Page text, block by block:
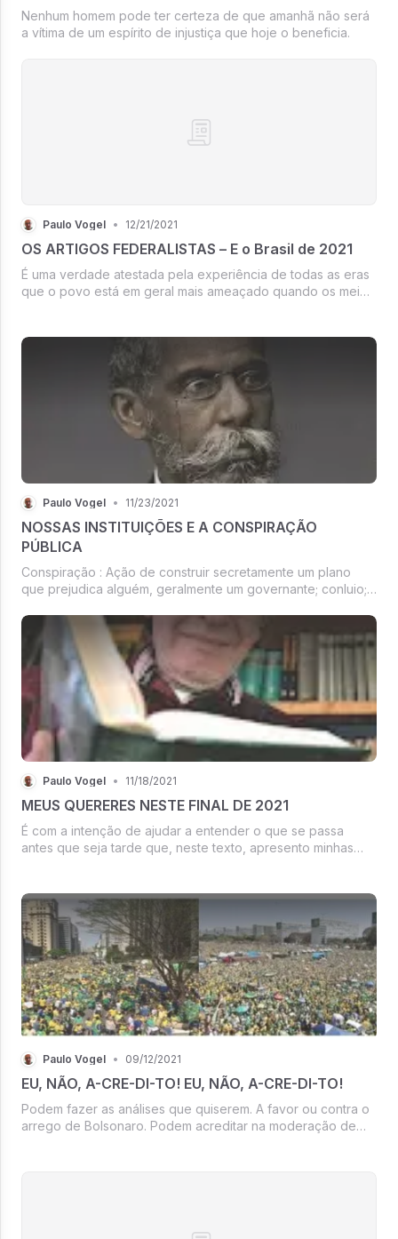
Nenhum homem pode ter certeza de que amanhã não será
a vítima de um espírito de injustiça que hoje o beneficia.
Paulo Vogel • 12/21/2021
OS ARTIGOS FEDERALISTAS – E o Brasil de 2021
É uma verdade atestada pela experiência de todas as eras
que o povo está em geral mais ameaçado quando os meios
Paulo Vogel • 11/23/2021
NOSSAS INSTITUIÇÕES E A CONSPIRAÇÃO
PÚBLICA
Conspiração : Ação de construir secretamente um plano
que prejudica alguém, geralmente um governante; conluio;
Paulo Vogel • 11/18/2021
MEUS QUERERES NESTE FINAL DE 2021
É com a intenção de ajudar a entender o que se passa
antes que seja tarde que, neste texto, apresento minhas
Paulo Vogel • 09/12/2021
EU, NÃO, A-CRE-DI-TO! EU, NÃO, A-CRE-DI-TO!
Podem fazer as análises que quiserem. A favor ou contra o
arrego de Bolsonaro. Podem acreditar na moderação de